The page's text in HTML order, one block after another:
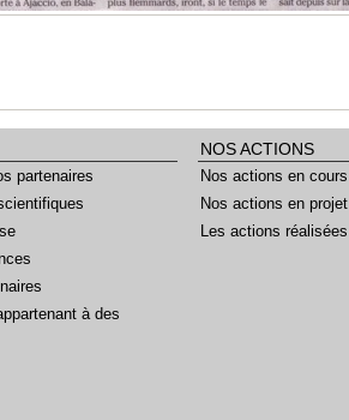
partenaires
à des
NOS ACTIONS
Nos actions en cours
Nos actions en projet
Les actions réalisées